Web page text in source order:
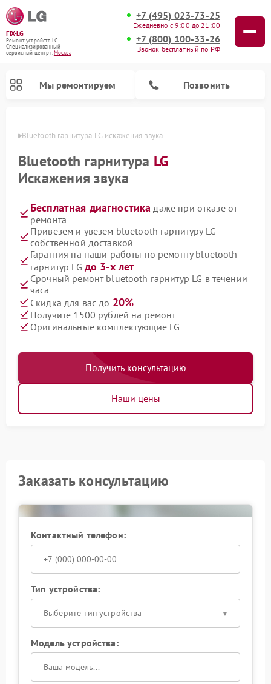
FIX-LG
Ремонт устройств LG
Специализированный
cервисный центр г.Москва
+7 (495) 023-73-25
Ежедневно с 9:00 до 21:00
+7 (800) 100-33-26
Звонок бесплатный по РФ
Мы ремонтируем Позвонить
Bluetooth гарнитура LG искажения звука
Bluetooth гарнитура LG
Искажения звука
Бесплатная диагностика даже при отказе от
ремонта
Привезем и увезем bluetooth гарнитуру LG
собственной доставкой
Гарантия на наши работы по ремонту bluetooth
гарнитур LG до 3-х лет
Срочный ремонт bluetooth гарнитур LG в течении
часа
Скидка для вас до 20%
Получите 1500 рублей на ремонт
Оригинальные комплектующие LG
Получить консультацию
Наши цены
Заказать консультацию
Контактный телефон:
Тип устройства:
Выберите тип устройства
Модель устройства: